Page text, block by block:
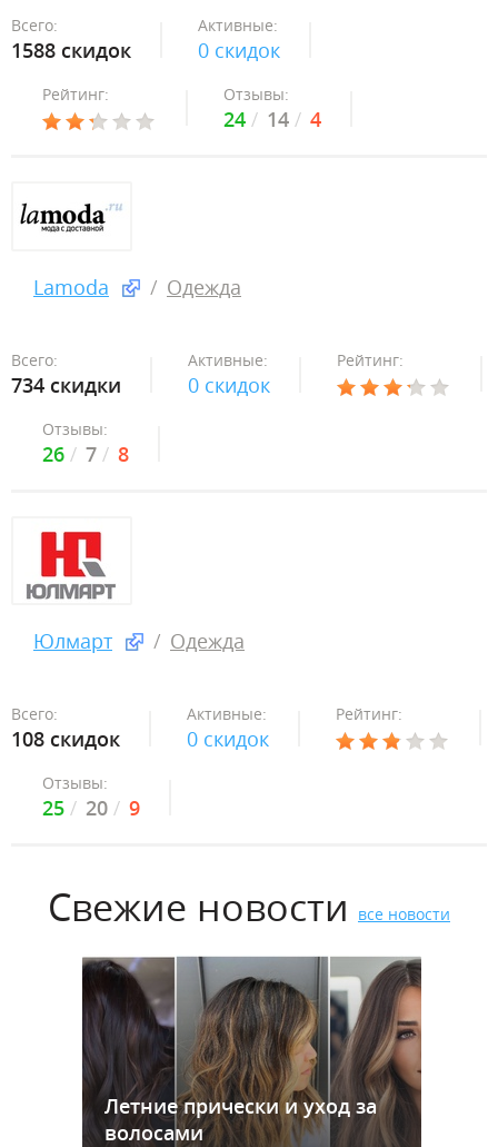
Всего:
1588 скидок
Активные:
0 скидок
Рейтинг: Отзывы:
24 14 4
Lamoda Одежда
Всего:
734 скидки
Активные:
0 скидок
Рейтинг:
Отзывы:
26 7 8
Юлмарт Одежда
Всего:
108 скидок
Активные:
0 скидок
Рейтинг:
Отзывы:
25 20 9
Свежие новости все новости
Летние прически и уход за
волосами